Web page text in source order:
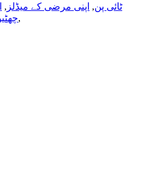
ٹائی پن, اپنی مرضی کے میڈلز ,
,